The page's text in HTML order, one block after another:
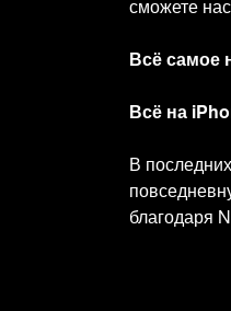
сможете
Всё самое
Всё на
В
благодаря